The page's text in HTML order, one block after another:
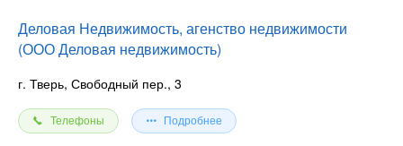
Деловая Недвижимость, агенство недвижимости
(ООО Деловая недвижимость)
г. Тверь, Свободный пер., 3
Телефоны Подробнее